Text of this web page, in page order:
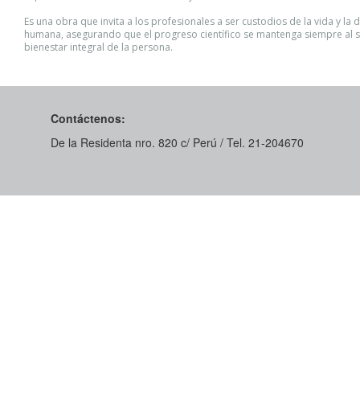
Es una obra que invita a los profesionales a ser custodios de la vida y la
humana, asegurando que el progreso científico se mantenga siempre al
bienestar integral de la persona.
Contáctenos:
De la Residenta nro. 820 c/ Perú / Tel. 21-204670